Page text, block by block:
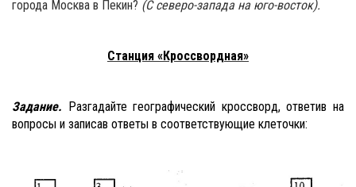
города Москва в Пекин? (С северо-запада на юго-восток).
Станция «Кроссвордная»
Задание. Разгадайте географический кроссворд, ответив на
вопросы и записав ответы в соответствующие клеточки: